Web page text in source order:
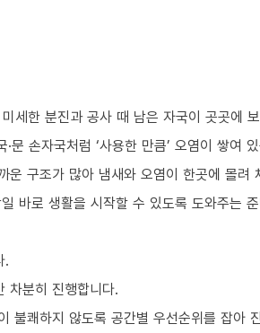
세한 분진과 공사 때 남은 자국이 곳곳에
문 손자국처럼 ‘사용한 만큼’ 오염이 쌓여
구조가 많아 냄새와 오염이 한곳에 몰려
바로 생활을 시작할 수 있도록 도와주는
.
차분히 진행합니다.
불쾌하지 않도록 공간별 우선순위를 잡아